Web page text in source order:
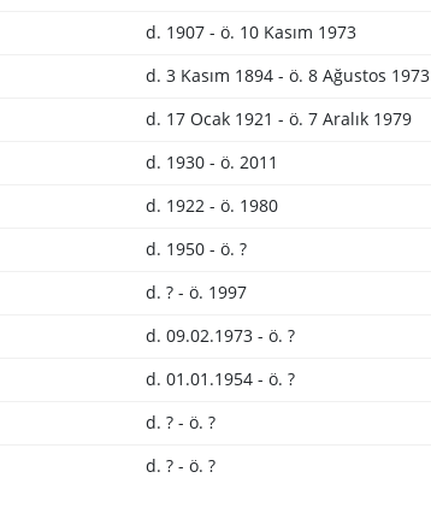
d. 1907 - ö. 10 Kasım 1973
d. 3 Kasım 1894 - ö. 8 Ağustos 1973
d. 17 Ocak 1921 - ö. 7 Aralık 1979
d. 1930 - ö. 2011
d. 1922 - ö. 1980
d. 1950 - ö. ?
d. ? - ö. 1997
d. 09.02.1973 - ö. ?
d. 01.01.1954 - ö. ?
d. ? - ö. ?
d. ? - ö. ?